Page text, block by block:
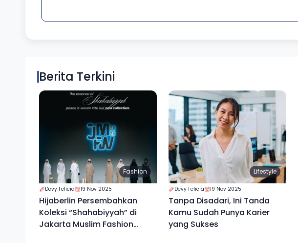
Berita Terkini
Fashion
Devy Felicia 19 Nov 2025
Hijaberlin Persembahkan
Koleksi “Shahabiyyah” di
Jakarta Muslim Fashion
Lifestyle
Devy Felicia 19 Nov 2025
Tanpa Disadari, Ini Tanda
Kamu Sudah Punya Karier
yang Sukses